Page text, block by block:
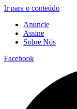
Ir para o conteúdo
Anuncie
Assine
Sobre Nós
Facebook